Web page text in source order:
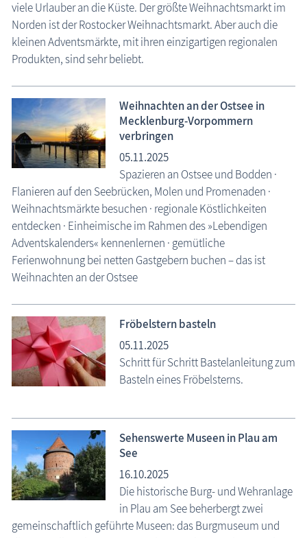
viele Urlauber an die Küste. Der größte Weihnachtsmarkt im
Norden ist der Rostocker Weihnachtsmarkt. Aber auch die
kleinen Adventsmärkte, mit ihren einzigartigen regionalen
Produkten, sind sehr beliebt.
Weihnachten an der Ostsee in
Mecklenburg-Vorpommern
verbringen
05.11.2025
Spazieren an Ostsee und Bodden ·
Flanieren auf den Seebrücken, Molen und Promenaden ·
Weihnachtsmärkte besuchen · regionale Köstlichkeiten
entdecken · Einheimische im Rahmen des »Lebendigen
Adventskalenders« kennenlernen · gemütliche
Ferienwohnung bei netten Gastgebern buchen – das ist
Weihnachten an der Ostsee
Fröbelstern basteln
05.11.2025
Schritt für Schritt Bastelanleitung zum
Basteln eines Fröbelsterns.
Sehenswerte Museen in Plau am
See
16.10.2025
Die historische Burg- und Wehranlage
in Plau am See beherbergt zwei
gemeinschaftlich geführte Museen: das Burgmuseum und